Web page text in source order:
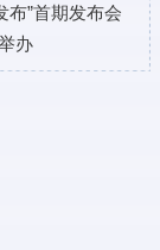
布”首期发布会
办